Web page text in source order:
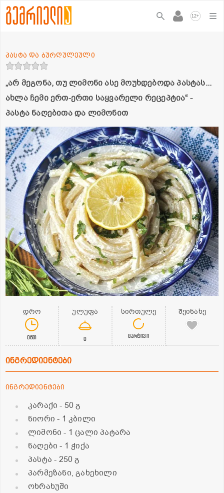
12+
„არ მეგონა, თუ ლიმონი ასე მოუხდებოდა პასტას...
ახლა ჩემი ერთ-ერთი საყვარელი რეცეპტია“ -
პასტა ნაღებითა და ლიმონით
პასტა და ბურღულეული
დრო
0წთ
ულუფა
0
სირთულე
მარტივი
შეინახე
ინგრედიენტები
ინგრედიენტები
კარაქი- 50 გ
ნიორი- 1 კბილი
ლიმონი- 1 ცალი პატარა
ნაღები- 1 ჭიქა
პასტა- 250 გ
პარმეზანი, გახეხილი
ოხრახუში